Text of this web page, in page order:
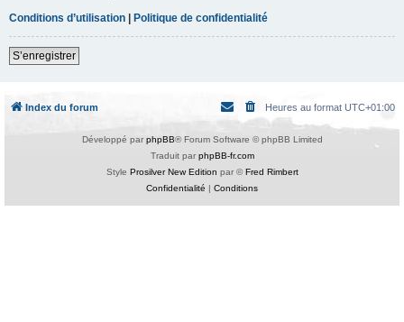
Conditions d’utilisation | Politique de confidentialité
S’enregistrer
Index du forum Heures au format UTC+01:00
Développé par phpBB® Forum Software © phpBB Limited
Traduit par phpBB-fr.com
Style Prosilver New Edition par ©Fred Rimbert
Confidentialité | Conditions